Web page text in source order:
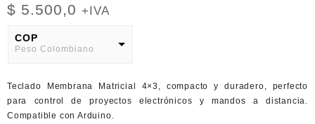
$ 5.500,0 +IVA
COP
Peso Colombiano
American Dollar
Teclado Membrana Matricial 4×3, compacto y duradero, perfecto
para control de proyectos electrónicos y mandos a distancia.
Compatible con Arduino.